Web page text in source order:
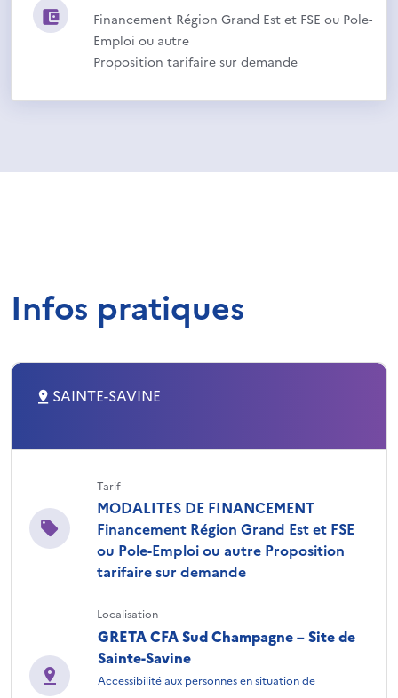
Financement Région Grand Est et FSE ou Pole-
Emploi ou autre
Proposition tarifaire sur demande
Infos pratiques
SAINTE-SAVINE
Tarif
MODALITES DE FINANCEMENT
Financement Région Grand Est et FSE
ou Pole-Emploi ou autre Proposition
tarifaire sur demande
Localisation
GRETA CFA Sud Champagne – Site de
Sainte-Savine
Accessibilité aux personnes en situation de